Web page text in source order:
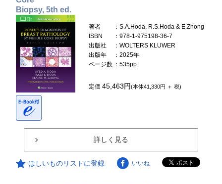
Biopsy, 5th ed.
著者
：S.A.Hoda, R.S.Hoda & E.Zhong
ISBN
：978-1-975198-36-7
出版社
：WOLTERS KLUWER
出版年
：2025年
ページ数 ：535pp.
定価45,463円(本体41,330円 ＋ 税)
詳しく見る
ほしいものリストに登録 いいね